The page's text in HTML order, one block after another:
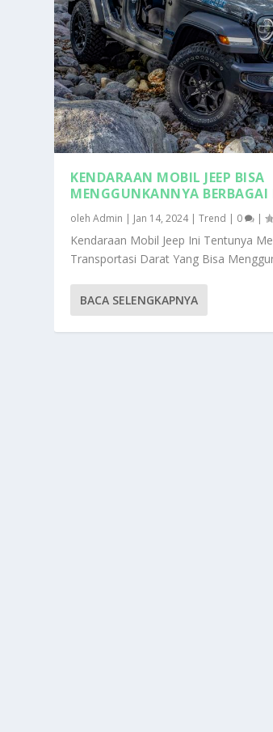
ALL TERRAIN VEHICLE
Diposting olehAdmin|14 Jan 2024
KENDARAAN MOBIL JEEP BISA
MENGGUNKANNYA BERBAGAI
olehAdmin | Jan 14, 2024|Trend | 0 |
Kendaraan Mobil Jeep Ini Tentunya
Transportasi Darat Yang Bisa
BACA SELENGKAPNYA